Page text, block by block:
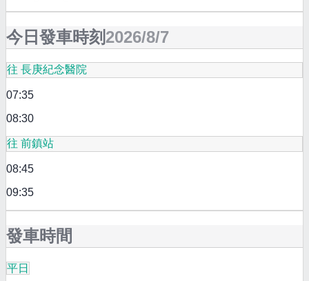
今日發車時刻 2026/8/7
往 長庚紀念醫院
07:35
08:30
往 前鎮站
08:45
09:35
發車時間
平日